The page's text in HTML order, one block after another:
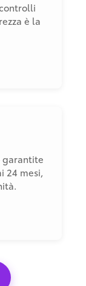
è la
garantite
24 mesi,